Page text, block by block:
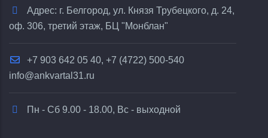
Адрес: г. Белгород, ул. Князя Трубецкого, д. 24,
оф. 306, третий этаж, БЦ "Монблан"
+7 903 642 05 40, +7 (4722) 500-540
info@ankvartal31.ru
Пн - Сб 9.00 - 18.00, Вс - выходной